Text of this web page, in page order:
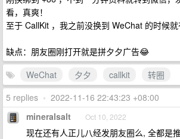
看，真爽！
至于 CallKit ，我之前没换到 WeChat 的时候就
缺点：朋友圈刚打开就是拼夕夕广告😂
WeChat
夕夕 callkit
转圈
5 replies • 2022-11-16 22:43:23 +08:00
mineralsalt Oct 10, 2022
现在还有人正儿八经发朋友圈么, 全都是